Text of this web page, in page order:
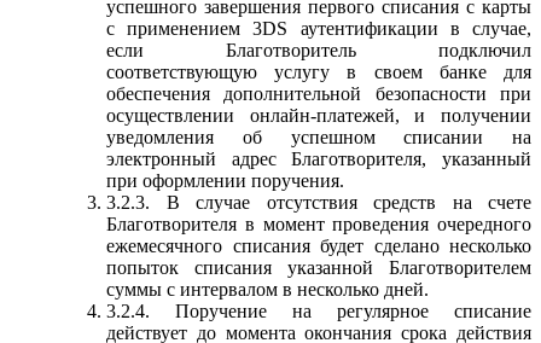
успешного завершения первого списания с карты
с применением 3DS аутентификации в случае,
если Благотворитель подключил
соответствующую услугу в своем банке для
обеспечения дополнительной безопасности при
осуществлении онлайн-платежей, и получении
уведомления об успешном списании на
электронный адрес Благотворителя, указанный
при оформлении поручения.
3.2.3. В случае отсутствия средств на счете
Благотворителя в момент проведения очередного
ежемесячного списания будет сделано несколько
попыток списания указанной Благотворителем
суммы с интервалом в несколько дней.
3.2.4. Поручение на регулярное списание
действует до момента окончания срока действия